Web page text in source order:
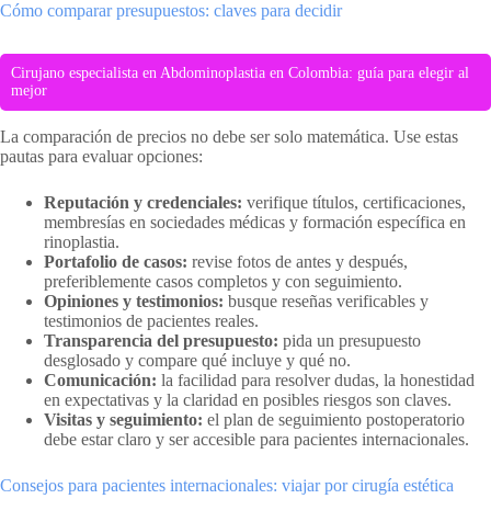
Cómo comparar presupuestos: claves para decidir
Cirujano especialista en Abdominoplastia en Colombia: guía para elegir al
mejor
La comparación de precios no debe ser solo matemática. Use estas
pautas para evaluar opciones:
Reputación y credenciales: verifique títulos, certificaciones,
membresías en sociedades médicas y formación específica en
rinoplastia.
Portafolio de casos: revise fotos de antes y después,
preferiblemente casos completos y con seguimiento.
Opiniones y testimonios: busque reseñas verificables y
testimonios de pacientes reales.
Transparencia del presupuesto: pida un presupuesto
desglosado y compare qué incluye y qué no.
Comunicación: la facilidad para resolver dudas, la honestidad
en expectativas y la claridad en posibles riesgos son claves.
Visitas y seguimiento: el plan de seguimiento postoperatorio
debe estar claro y ser accesible para pacientes internacionales.
Consejos para pacientes internacionales: viajar por cirugía estética